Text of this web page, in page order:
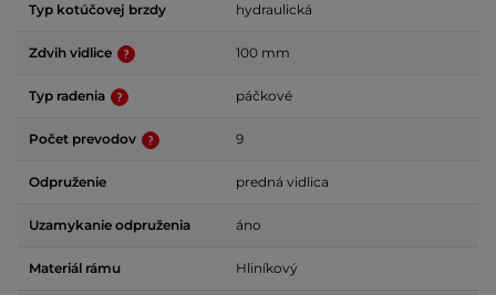
Typ kotúčovej brzdy hydraulická
Zdvih vidlice 100 mm
Typ radenia páčkové
Počet prevodov 9
Odpruženie predná vidlica
Uzamykanie odpruženia áno
Materiál rámu Hliníkový